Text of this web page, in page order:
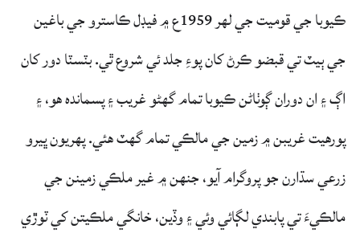
ڪيوبا جي قوميت جي لهر 1959ع ۾ فيڊل ڪاسترو جي باغين
جي ٻيٽ تي قبضو ڪرڻ کان پوءِ جلد ئي شروع ٿي. بٽسٽا دور کان
اڳ ۽ ان دوران ڳوٺاڻن ڪيوبا تمام گهڻو غريب ۽ پسمانده هو، ۽
پورهيت غريبن ۾ زمين جي مالڪي تمام گهٽ هئي. پهريون ڀيرو
زرعي سڌارن جو پروگرام آيو، جنهن ۾ غير ملڪي زمينن جي
مالڪيءَ تي پابندي لڳائي وئي ۽ وڏين، خانگي ملڪيتن کي ٽوڙي